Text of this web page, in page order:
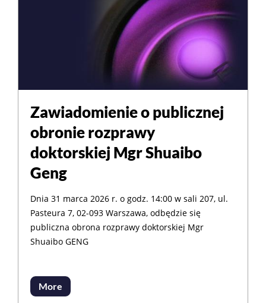
Zawiadomienie o publicznej
obronie rozprawy
doktorskiej Mgr Shuaibo
Geng
Dnia 31 marca 2026 r. o godz. 14:00 w sali 207, ul.
Pasteura 7, 02-093 Warszawa, odbędzie się
publiczna obrona rozprawy doktorskiej Mgr
Shuaibo GENG
More